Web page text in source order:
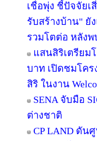
เชื่อพุ่ง ชี้ปัจจัยเ
รับสร้างบ้าน" ยั
รวมโตต่อ หลังพ
แสนสิริเตรียม
บาท เปิดชมโค
สิริ ในงาน
SENA จับมือ
ต่างชาติ
CP LAND ดัน